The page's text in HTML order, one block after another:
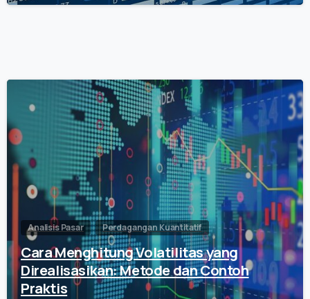
0
Analisis Pasar Perdagangan Kuantitatif
Cara Menghitung Volatilitas yang
Direalisasikan: Metode dan Contoh
Praktis